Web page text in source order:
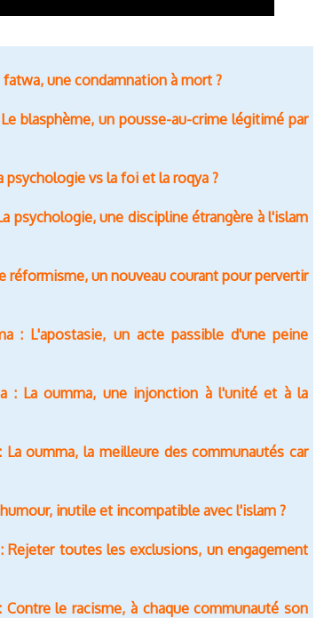
fatwa, une condamnation à mort ?
blasphème, un pousse-au-crime légitimé par
psychologie vs la foi et la roqya ?
psychologie, une discipline étrangère à l'islam
réformisme, un nouveau courant pour pervertir
: L'apostasie, un acte passible d'une peine
: La oumma, une injonction à l'unité et à la
oumma, la meilleure des communautés car
inutile et incompatible avec l'islam ?
Rejeter toutes les exclusions, un engagement
le racisme, à chaque communauté son